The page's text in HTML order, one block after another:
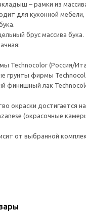
– рамки из
для кухонной
брус массива бука.
Technocolor (Россия/
грунты фирмы
финишный лак
окраски достигается
(окрасочные
от выбранной